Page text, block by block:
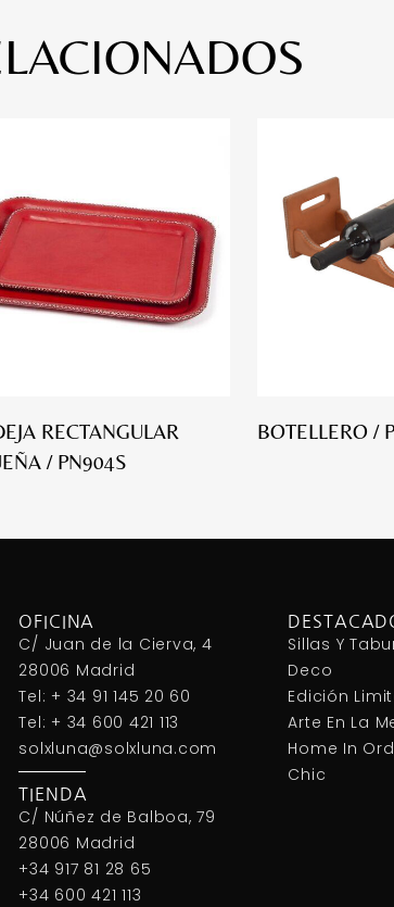
RECTANGULAR
/ PN904S
BOTELLERO /
OFICINA
C/ Juan de la Cierva, 4
28006 Madrid
Tel: + 34 91 145 20 60
Tel: + 34 600 421 113
solxluna@solxluna.com
TIENDA
C/ Núñez de Balboa, 79
28006 Madrid
+34 917 81 28 65
+34 600 421 113
Sillas Y
Deco
Edición
Arte En La
Home In
Chic